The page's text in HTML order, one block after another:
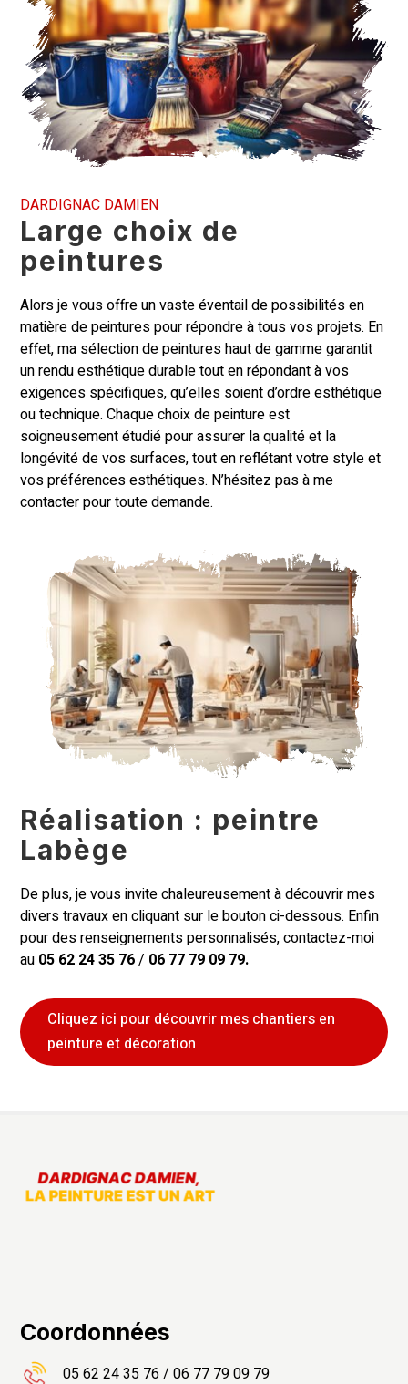
DARDIGNAC DAMIEN
Large choix de
peintures
Alors je vous offre un vaste éventail de possibilités en
matière de peintures pour répondre à tous vos projets. En
effet, ma sélection de peintures haut de gamme garantit
un rendu esthétique durable tout en répondant à vos
exigences spécifiques, qu’elles soient d’ordre esthétique
ou technique. Chaque choix de peinture est
soigneusement étudié pour assurer la qualité et la
longévité de vos surfaces, tout en reflétant votre style et
vos préférences esthétiques. N’hésitez pas à me
contacter pour toute demande.
Réalisation : peintre
Labège
De plus, je vous invite chaleureusement à découvrir mes
divers travaux en cliquant sur le bouton ci-dessous. Enfin
pour des renseignements personnalisés, contactez-moi
au 05 62 24 35 76/ 06 77 79 09 79.
Cliquez ici pour découvrir mes chantiers en
peinture et décoration
Coordonnées
05 62 24 35 76/06 77 79 09 79